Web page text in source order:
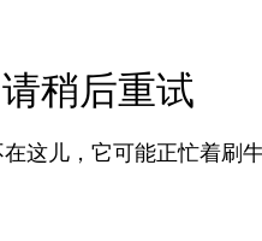
稍后重试
这儿，它可能正忙着刷